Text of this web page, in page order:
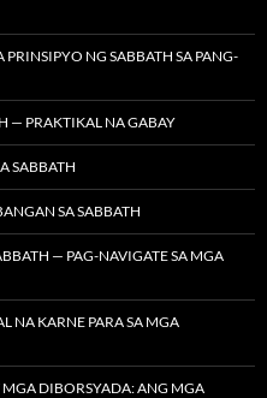
PRINSIPYO NG SABBATH SA PANG-
— PRAKTIKAL NA GABAY
SABBATH
SA SABBATH
— PAG-NAVIGATE SA MGA
NA KARNE PARA SA MGA
DIBORSYADA: ANG MGA